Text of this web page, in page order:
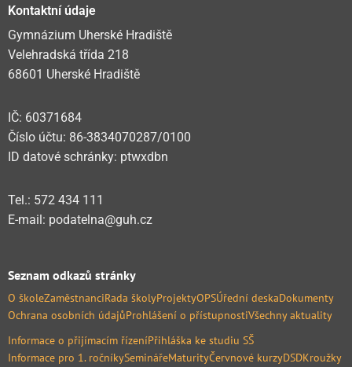
Kontaktní údaje
Gymnázium Uherské Hradiště
Velehradská třída 218
68601 Uherské Hradiště
IČ: 60371684
Číslo účtu: 86-3834070287/0100
ID datové schránky: ptwxdbn
Tel.: 572 434 111
E-mail: podatelna@guh.cz
Seznam odkazů stránky
O školeZaměstnanciRada školyProjektyOPSÚřední deskaDokumenty
Ochrana osobních údajůProhlášení o přístupnostiVšechny aktuality
Informace o přijímacím řízeníPřihláška ke studiu SŠ
Informace pro 1. ročníkySeminářeMaturityČervnové kurzyDSDKroužky